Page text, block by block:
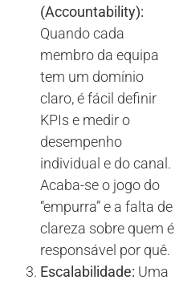
(Accountability):
Quando cada
membro da equipa
tem um domínio
claro, é fácil definir
KPIs e medir o
desempenho
individual e do canal.
Acaba-se o jogo do
“empurra” e a falta de
clareza sobre quem é
responsável por quê.
Escalabilidade: Uma